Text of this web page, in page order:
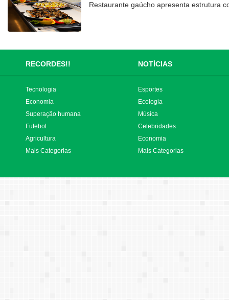
Restaurante gaúcho apresenta estrutura
RECORDES!! NOTÍCIAS
Tecnologia
Economia
Superação humana
Futebol
Agricultura
Mais Categorias
Esportes
Ecologia
Música
Celebridades
Economia
Mais Categorias